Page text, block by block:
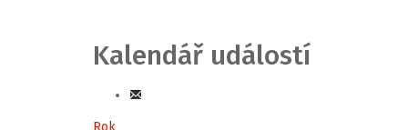
Kalendář událostí
Rok